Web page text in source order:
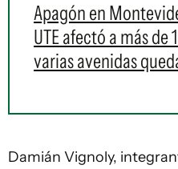
Apagón en
UTE afectó a más
varias avenidas
Damián Vignoly,